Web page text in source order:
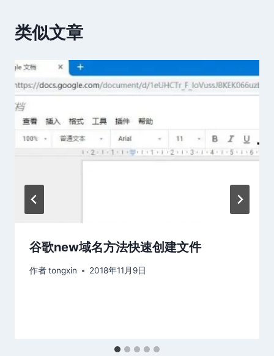
类似文章
谷歌new域名方法快速创建文件
作者tongxin 2018年11月9日